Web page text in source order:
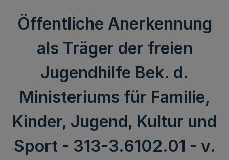
Öffentliche Anerkennung
als Träger der freien
Jugendhilfe Bek. d.
Ministeriums für Familie,
Kinder, Jugend, Kultur und
Sport - 313-3.6102.01 - v.